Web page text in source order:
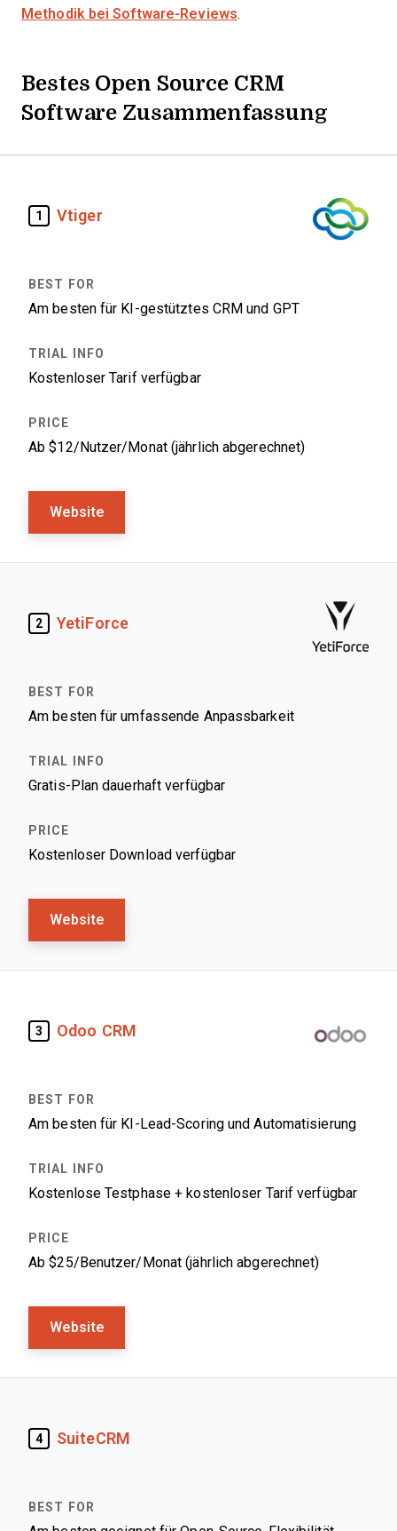
Methodik bei Software-Reviews.
Bestes Open Source CRM
Software Zusammenfassung
1 Vtiger
Am besten für KI-gestütztes CRM und GPT
Kostenloser Tarif verfügbar
Ab $12/Nutzer/Monat (jährlich abgerechnet)
Website
2 YetiForce
Am besten für umfassende Anpassbarkeit
Gratis-Plan dauerhaft verfügbar
Kostenloser Download verfügbar
Website
3 Odoo CRM
Am besten für KI-Lead-Scoring und Automatisierung
Kostenlose Testphase + kostenloser Tarif verfügbar
Ab $25/Benutzer/Monat (jährlich abgerechnet)
Website
4 SuiteCRM